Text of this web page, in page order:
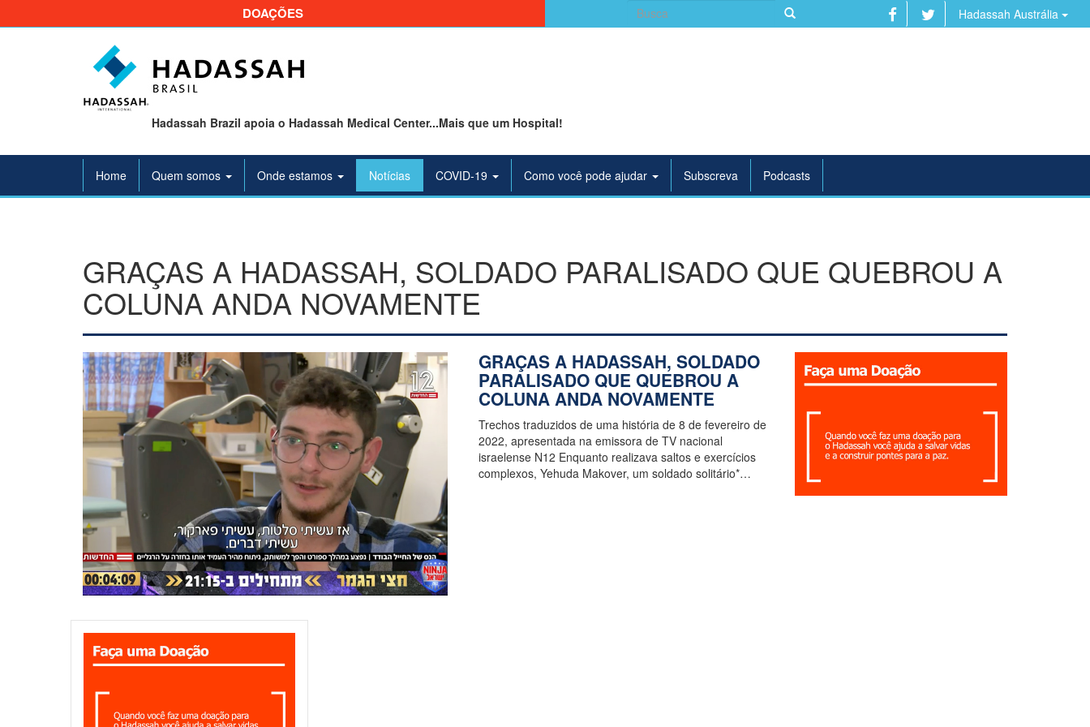
DOAÇÕES
Search
for:
Hadassah Austrália
Hadassah Brazil apoia o Hadassah Medical Center...Mais que um Hospital!
Home Quem somos Onde estamos Notícias COVID-19 Como você pode ajudar Subscreva Podcasts
GRAÇAS A HADASSAH, SOLDADO PARALISADO QUE QUEBROU A
COLUNA ANDA NOVAMENTE
GRAÇAS A HADASSAH, SOLDADO
PARALISADO QUE QUEBROU A
COLUNA ANDA NOVAMENTE
Trechos traduzidos de uma história de 8 de fevereiro de
2022, apresentada na emissora de TV nacional
israelense N12 Enquanto realizava saltos e exercícios
complexos, Yehuda Makover, um soldado solitário*…